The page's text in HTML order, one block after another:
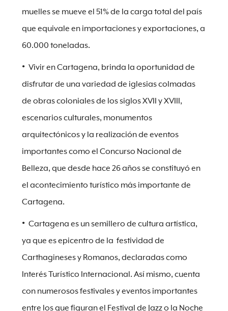
muelles se mueve el 51% de la carga total del país
que equivale en importaciones y exportaciones, a
60.000 toneladas.
Vivir en Cartagena, brinda la oportunidad de
disfrutar de una variedad de iglesias colmadas
de obras coloniales de los siglos XVII y XVIII,
escenarios culturales, monumentos
arquitectónicos y la realización de eventos
importantes como el Concurso Nacional de
Belleza, que desde hace 26 años se constituyó en
el acontecimiento turístico más importante de
Cartagena.
Cartagena es un semillero de cultura artística,
ya que es epicentro de la festividad de
Carthagineses y Romanos, declaradas como
Interés Turístico Internacional. Así mismo, cuenta
con numerosos festivales y eventos importantes
entre los que figuran el Festival de Jazz o la Noche